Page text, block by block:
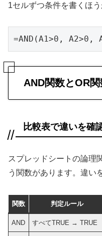
1セルずつ条件を書くほう
=AND(A1>0, A2>0,
AND関数とOR
比較表で違いを確
スプレッドシートの論理
う関数があります。違い
関数 判定ルール
AND すべてTRUE → TRUE